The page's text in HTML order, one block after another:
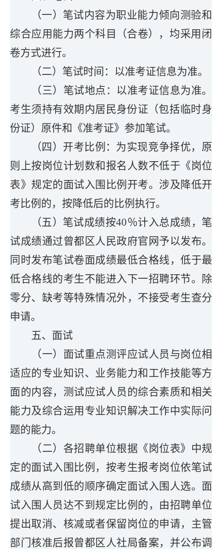
（一） 笔试内容为职业能力倾向测验和
综合应用能力两个科目 （合卷）
，均采用闭
卷方式进行。
（二） 笔试时间： 以准考证信息为准。
（三）笔试地点： 以准考证信息为准。
考生须持有效期内居民身份证 （包括临时身
份证） 原件和《准考证》参加笔试。
（四）开考比例 ： 为实现竞争择优，原
则上按岗位计划数和报名人数不低于《岗位
表》规定的面试入围比例开考。涉及降低开
考比例的，按降低后的比例执行。
（五） 笔试成绩按40％计入总成绩， 笔
试成绩通过曾都区人民政府官网予以发布。
同时发布笔试卷面成绩最低合格线，低于最
低合格线的考生不能进入下一招聘环节。除
零分、缺考等特殊情况外，不接受考生查分
申请。
五、面试
（一）面试重点测评应试人员与岗位相
适应的专业知识、业务能力和工作技能等方
面的内容，测试应试人员的综合素质和相关
能力及综合运用专业知识解决工作中实际问
题的能力。
（二）各招聘单位根据《岗位表》中规
定的面试入围比例，按考生报考岗位依笔试
成绩从高到低的顺序确定面试入围人选。面
试入围人员达不到规定比例的，由招聘单位
提出取消、核减或者保留岗位的申请，主管
部门核准后报曾都区人社局备案，并公布调